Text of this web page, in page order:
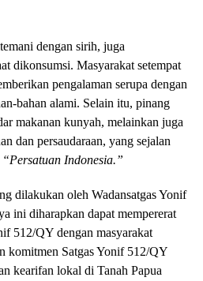
dengan sirih, juga
dikonsumsi. Masyarakat setempat
pengalaman serupa dengan
bahan alami. Selain itu, pinang
makanan kunyah, melainkan juga
dan persaudaraan, yang sejalan
Indonesia.”
dilakukan oleh Wadansatgas Yonif
ini diharapkan dapat mempererat
512/QY dengan masyarakat
komitmen Satgas Yonif 512/QY
kearifan lokal di Tanah Papua